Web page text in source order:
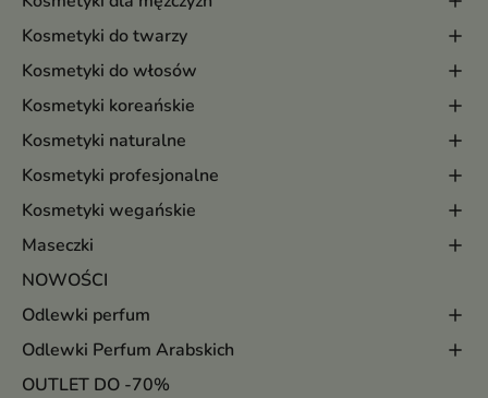
Kosmetyki do twarzy
Kosmetyki do włosów
Kosmetyki koreańskie
Kosmetyki naturalne
Kosmetyki profesjonalne
Kosmetyki wegańskie
Maseczki
NOWOŚCI
Odlewki perfum
Odlewki Perfum Arabskich
OUTLET DO -70%